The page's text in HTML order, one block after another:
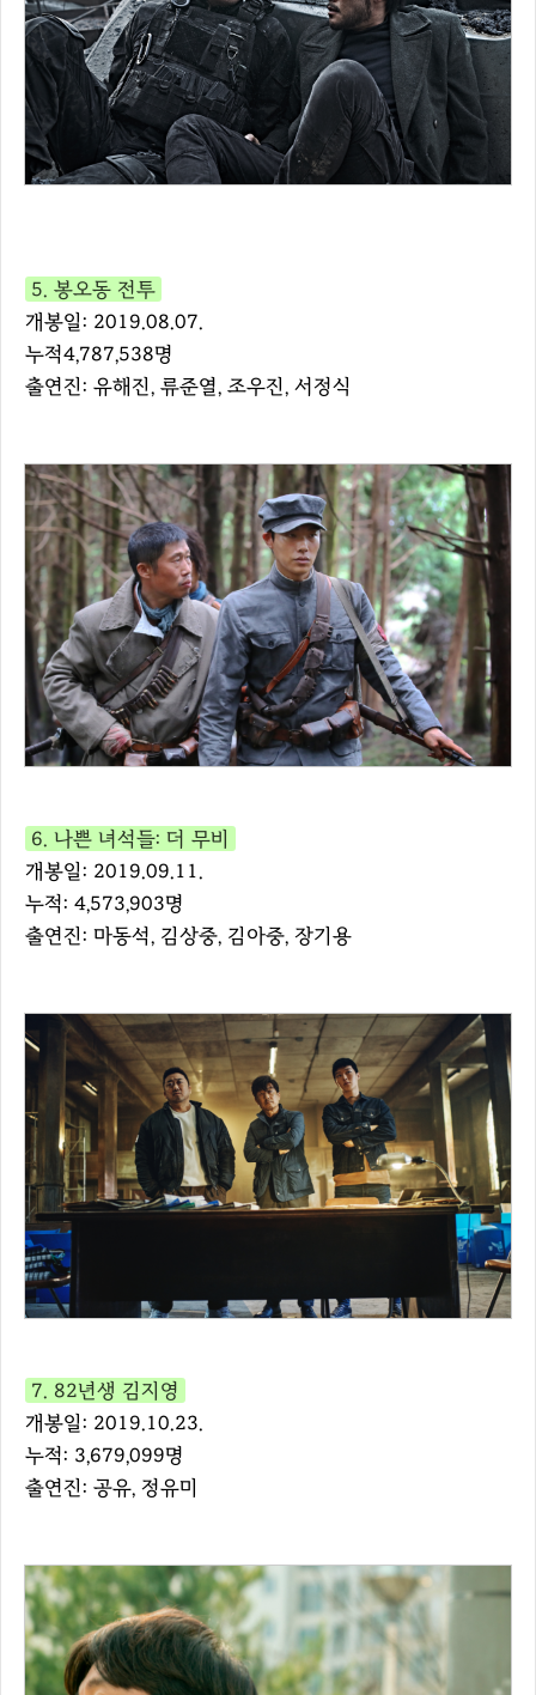
5. 봉오동 전투
개봉일: 2019.08.07.
누적4,787,538명
출연진: 유해진, 류준열, 조우진, 서정식
6. 나쁜 녀석들: 더 무비
개봉일: 2019.09.11.
누적: 4,573,903명
출연진: 마동석, 김상중, 김아중, 장기용
7. 82년생 김지영
개봉일: 2019.10.23.
누적: 3,679,099명
출연진: 공유, 정유미